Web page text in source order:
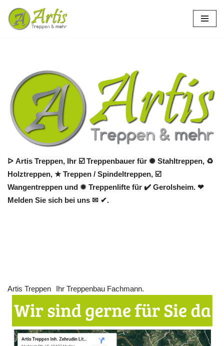
Zum
ᐅ Artis Treppen, Ihr ☑️ Treppenbauer für ✺ Stahltreppen, ♻
Holztreppen, ★ Treppen / Spindeltreppen, ☑️
Wangentreppen und ✹ Treppenlifte für ✔️ Gerolsheim. ❤
Melden Sie sich bei uns ✉ ✔.
Artis Treppen Ihr Treppenbau Fachmann.